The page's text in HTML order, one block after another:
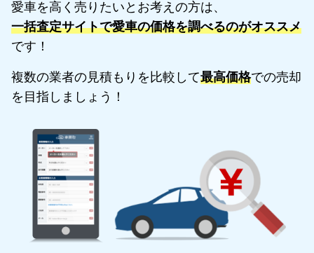
愛車を高く売りたいとお考えの方は、
一括査定サイトで愛車の価格を調べるのがオススメ
です！
複数の業者の見積もりを比較して最高価格での売却
を目指しましょう！